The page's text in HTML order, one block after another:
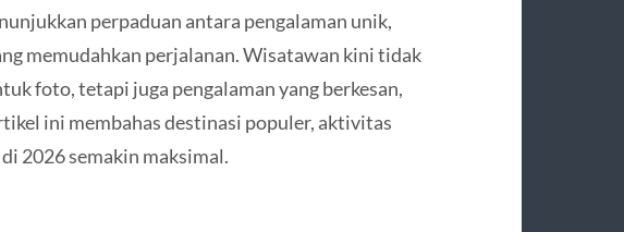
perpaduan antara pengalaman unik,
memudahkan perjalanan. Wisatawan kini tidak
foto, tetapi juga pengalaman yang berkesan,
ini membahas destinasi populer, aktivitas
2026 semakin maksimal.